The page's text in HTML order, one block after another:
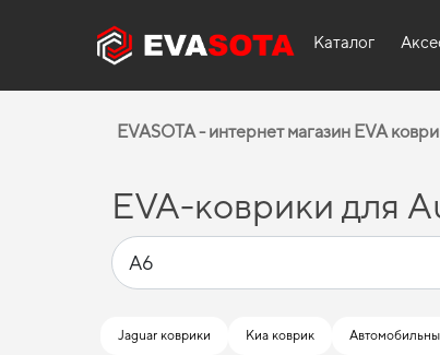
Каталог
EVASOTA - интернет магазин EVA
EVA-коврики для
Jaguar коврики Киа коврик